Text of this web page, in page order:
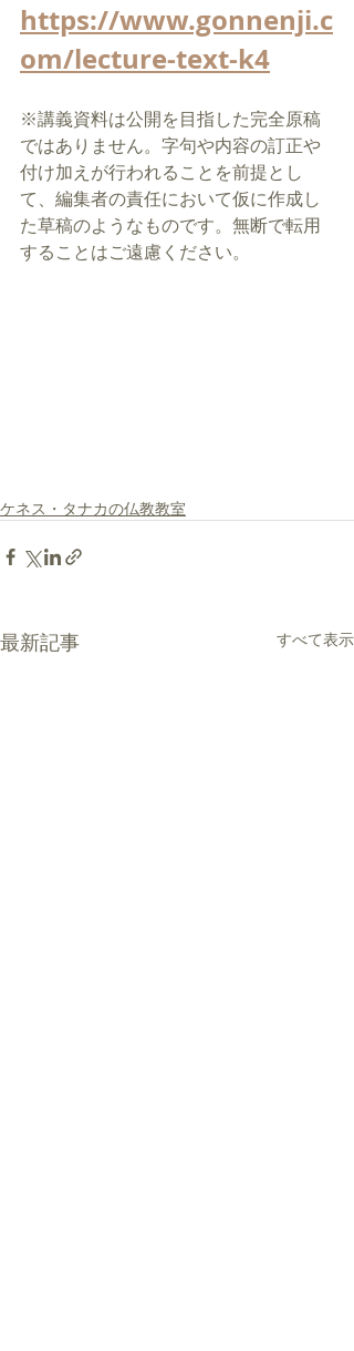
https://www.gonnenji.c
om/lecture-text-k4
※講義資料は公開を目指した完全原稿
ではありません。字句や内容の訂正や
付け加えが行われることを前提とし
て、編集者の責任において仮に作成し
た草稿のようなものです。無断で転用
することはご遠慮ください。
ケネス・タナカの仏教教室
最新記事 すべて表示